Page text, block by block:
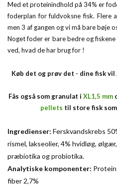
Med et proteinindhold på 34% er
foderplan for fuldvoksne fisk. Flere
men 3 af gangen og vi må bare bøje
Noget foder er bare bedre og
ved, hvad de har brug for !
Køb det og prøv det - dine fisk
Fås også som granulat i XL1,5 mm
pellets til store fisk
Ingredienser: Ferskvandskrebs
rismel, lakseolier, 4% hvidløg,
præbiotika og probiotika.
Analytiske komponenter:
fiber 2,7%